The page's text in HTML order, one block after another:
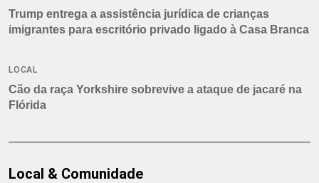
Trump entrega a assistência jurídica de crianças
imigrantes para escritório privado ligado à Casa Branca
LOCAL
Cão da raça Yorkshire sobrevive a ataque de jacaré na
Flórida
Local & Comunidade